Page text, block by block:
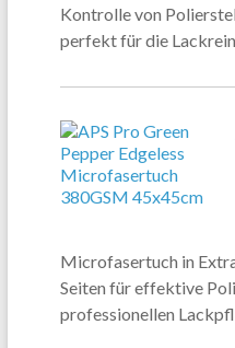
Kontrolle von
perfekt für die
Microfasertuch in
Seiten für effektive
professionellen